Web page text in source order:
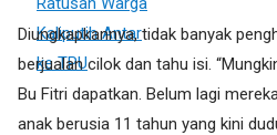
Diungkapkannya, tidak banyak
berjualan cilok dan tahu isi.
Bu Fitri dapatkan. Belum lagi
anak berusia 11 tahun yang kini